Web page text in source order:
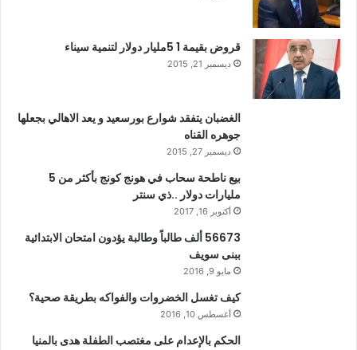
قروض بقيمة 1 5مليار دولار لتنمية سيناء
ديسمبر 21, 2015
الغضبان يتفقد شوارع بورسعيد و يعد الاهالي بجعلها
جوهره القناه
ديسمبر 27, 2015
بيع ناطحة سحاب في هونج كونج بأكثر من 5
مليارات دولار ..ذي سنتر
أكتوبر 16, 2017
56673 ألف طالباً وطالبة يؤدون امتحان الابتدائية
ببنى سويف
مايو 9, 2016
كيف تغسل الخضروات والفواكه بطريقة صحية؟
أغسطس 10, 2016
الحكم بالإعدام على مغتصب الطفلة هدى بالمنيا